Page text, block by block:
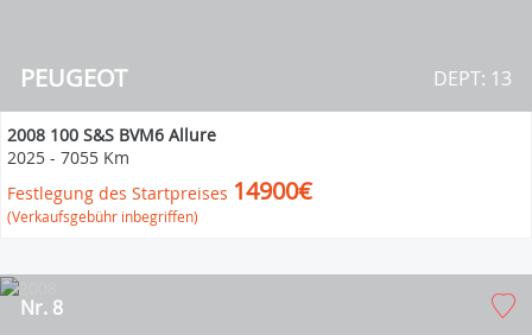
PEUGEOT DEPT: 13
2008 100 S&S BVM6 Allure
2025 - 7055 Km
Festlegung des Startpreises 14900€
(Verkaufsgebühr inbegriffen)
Nr. 8